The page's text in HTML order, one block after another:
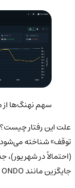
سهم نهنگ‌ها از
علت این رفتار چیست؟
توقف» شناخته
(احتمالاً در
جایگزین مانند ONDO مورد توجه بیشتری قرار می‌گیرند.